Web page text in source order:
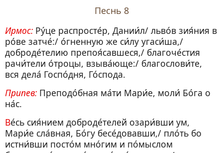
Песнь 8
Ирмос: Ру́це распросте́р, Дании́л/ льво́в зия́ния в
ро́ве затче́:/ о́гненную же си́лу угаси́ша,/
доброде́телию препоя́савшеся,/ благоче́стия
рачи́тели о́троцы, взыва́юще:/ благослови́те,
вся дела́ Госпо́дня, Го́спода.
Припев: Преподо́бная ма́ти Мари́е, моли́ Бо́га о
на́с.
Ве́сь сия́нием доброде́телей озари́вши ум,
Мари́е сла́вная, Бо́гу бесе́довавши,/ пло́ть бо
истни́вши посто́м мно́гим и по́мыслом